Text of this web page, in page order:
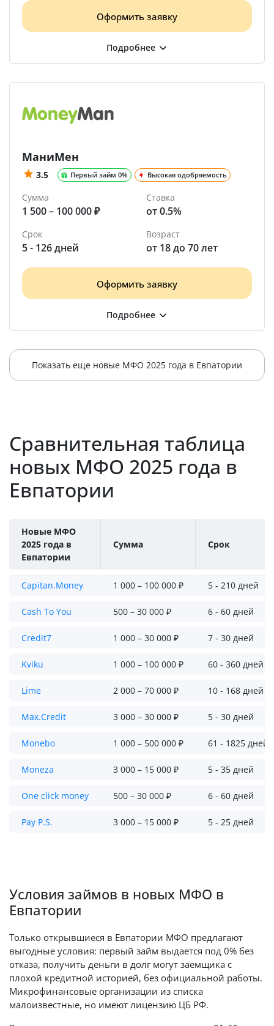
Оформить заявку
МаниМен
3.5 Первый займ 0% Высокая одобряемость
Сумма
1 500 – 100 000 ₽
Ставка
от 0.5%
Срок
5 - 126 дней
Возраст
от 18 до 70 лет
Оформить заявку
Показать еще новые МФО 2025 года в Евпатории
Сравнительная таблица
новых МФО 2025 года в
Евпатории
Новые МФО
2025 года в
Евпатории
Сумма Срок
Capitan.Money 1 000 – 100 000 ₽ 5 - 210 дней
Cash To You 500 – 30 000 ₽ 6 - 60 дней
Credit7 1 000 – 30 000 ₽ 7 - 30 дней
Kviku 1 000 – 100 000 ₽ 60 - 360 дней
Lime 2 000 – 70 000 ₽ 10 - 168 дней
Max.Credit 3 000 – 30 000 ₽ 5 - 30 дней
Monebo 1 000 – 500 000 ₽ 61 - 1825 дней
Moneza 3 000 – 15 000 ₽ 5 - 35 дней
One click money 500 – 30 000 ₽ 6 - 60 дней
Pay P.S. 3 000 – 15 000 ₽ 5 - 25 дней
Условия займов в новых МФО в
Евпатории
Только открывшиеся в Евпатории МФО предлагают
выгодные условия: первый займ выдается под 0% без
отказа, получить деньги в долг могут заемщика с
плохой кредитной историей, без официальной работы.
Микрофинансовые организации из списка
малоизвестные, но имеют лицензию ЦБ РФ.